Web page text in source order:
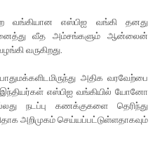
வங்கியான எஸ்பிஐ வங்கி தனது
வீத அம்சங்களும் ஆன்லைன்
வருகிறது.
அதிக வரவேற்பை
இந்தியர்கள் எஸ்பிஐ வங்கியில் யோனோ
நடப்பு கணக்குகளை தெரிந்து
அறிமுகம் செய்யப்பட்டுள்ளதாகவும்